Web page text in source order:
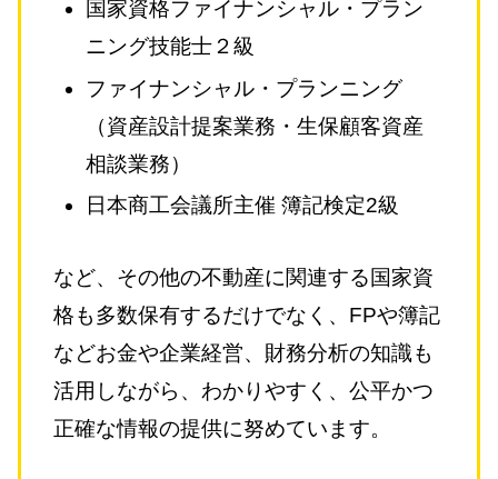
国家資格ファイナンシャル・プラン
ニング技能士２級
ファイナンシャル・プランニング
（資産設計提案業務・生保顧客資産
相談業務）
日本商工会議所主催 簿記検定2級
など、その他の不動産に関連する国家資
格も多数保有するだけでなく、FPや簿記
などお金や企業経営、財務分析の知識も
活用しながら、わかりやすく、公平かつ
正確な情報の提供に努めています。